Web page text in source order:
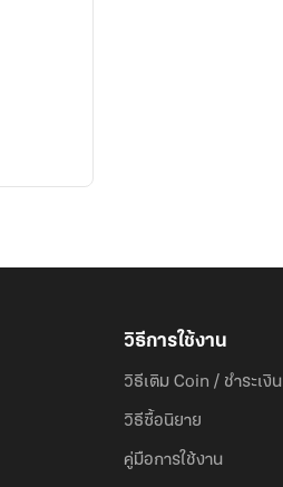
วิธีการใช้งาน
วิธีเติม Coin / ชำระเงิน
วิธีซื้อนิยาย
คู่มือการใช้งาน